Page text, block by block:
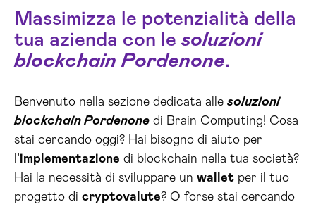
Massimizza le potenzialità della
tua azienda con le soluzioni
blockchain Pordenone.
Benvenuto nella sezione dedicata alle soluzioni
blockchain Pordenone di Brain Computing! Cosa
stai cercando oggi? Hai bisogno di aiuto per
l’implementazione di blockchain nella tua società?
Hai la necessità di sviluppare un wallet per il tuo
progetto di cryptovalute? O forse stai cercando